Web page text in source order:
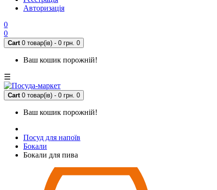
Авторизація
0
0
Cart 0 товар(ів) - 0 грн. 0
Ваш кошик порожній!
☰
Cart 0 товар(ів) - 0 грн. 0
Ваш кошик порожній!
Посуд для напоїв
Бокали
Бокали для пива